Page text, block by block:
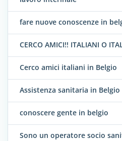
fare nuove conoscenze in
CERCO AMICI!! ITALIANI O
Cerco amici italiani in Belgio
Assistenza sanitaria in
conoscere gente in belgio
Sono un operatore socio